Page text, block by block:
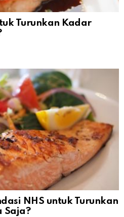
Turunkan Kadar
NHS untuk Turunkan
Saja?